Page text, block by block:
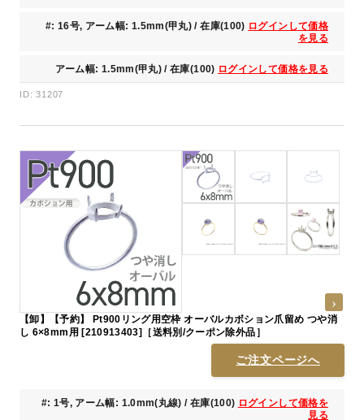
#: 16号, アーム幅: 1.5mm(甲丸) / 在庫(100) ログインして価格
を見る
アーム幅: 1.5mm(甲丸) / 在庫(100) ログインして価格を見る
ID: 31207
【卸】【予約】 Pt900リング用空枠 オーバルカボション爪留め つや消
し 6×8mm用 [210913403]［送料別/クーポン除外品］
ご注文ページへ
#: 1号, アーム幅: 1.0mm(丸線) / 在庫(100) ログインして価格を
見る